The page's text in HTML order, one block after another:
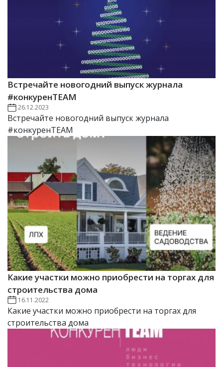
Встречайте новогодний выпуск журнала
#конкуренTEAM
26.12.2023
Встречайте новогодний выпуск журнала
#конкуренTEAM
Какие участки можно приобрести на торгах для
строительства дома
16.11.2022
Какие участки можно приобрести на торгах для
строительства дома